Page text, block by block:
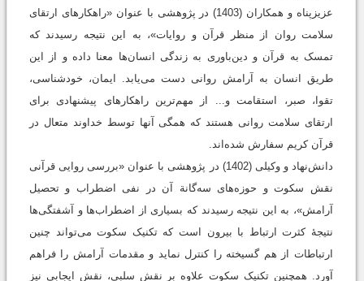
عزیزپناه و همکاران (1403) در پژوهشی با عنوان «راهکارهای ارتقای
سلامت روان از منظر قرآن و روایات»، به این نتیجه رسیدند که
تمسک به قرآن و دین‌باوری به زندگی انسان‌ها معنا داده و از این
طریق انسان به آرامش روانی دست می‌‌یابد. ایمان، خودشناسی،
تقوا، صبر، استقامت و... از مهم‌ترین راهکارهای پیشنهادی برای
ارتقای سلامت روانی هستند که همگی آنها توسط خداوند متعال در
قرآن کریم سفارش شده‌اند.
دانش‌نهاد و وکیلی (1402) در پژوهشی با عنوان «بررسی روایی قرآنی
نقش سکوت و حوزه‌های سه‌گانة آن در نفی اضطراب و تحصیل
آرامش»، به این نتیجه رسیدند که بسیاری از اضطراب‌‌ها و آشفتگی‌ها
نتیجۀ کثرت ارتباط با بیرون است که تکنیک سکوت می‌تواند چنین
ارتباطات از هم گسیخته را کنترل نماید و مقدمات آرامش را فراهم
آورد. همچنین تکنیک سکوت علاوه بر نقش سلبی، نقش ایجابی نیز